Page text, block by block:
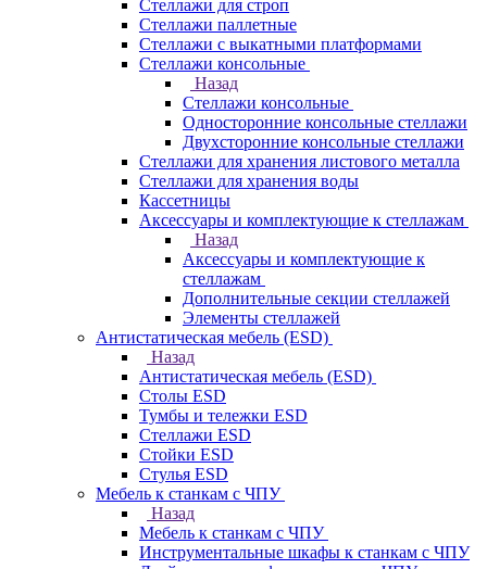
Стеллажи для строп
Стеллажи паллетные
Стеллажи с выкатными платформами
Стеллажи консольные
Назад
Стеллажи консольные
Односторонние консольные стеллажи
Двухсторонние консольные стеллажи
Стеллажи для хранения листового металла
Стеллажи для хранения воды
Кассетницы
Аксесcуары и комплектующие к стеллажам
Назад
Аксесcуары и комплектующие к
стеллажам
Дополнительные секции стеллажей
Элементы стеллажей
Антистатическая мебель (ESD)
Назад
Антистатическая мебель (ESD)
Столы ESD
Тумбы и тележки ESD
Стеллажи ESD
Стойки ESD
Стулья ESD
Мебель к станкам с ЧПУ
Назад
Мебель к станкам с ЧПУ
Инструментальные шкафы к станкам с ЧПУ